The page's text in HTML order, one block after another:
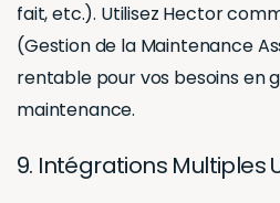
fait, etc.). Utilisez Hector
(Gestion de la Maintenance
rentable pour vos besoins en
maintenance.
9. Intégrations Multiples